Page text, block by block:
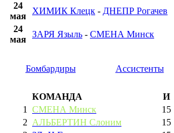
24
мая
ХИМИК Клецк - ДНЕПР Рогачев
24
мая
ЗАРЯ Языль - СМЕНА Минск
Бомбардиры Ассистенты
КОМАНДА И
1
СМЕНА Минск 15
2 АЛЬБЕРТИН Слоним 15